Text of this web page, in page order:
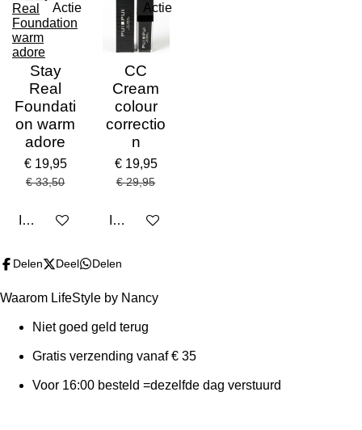
Actie
Stay
Real
Foundati
on warm
adore
€ 19,95
€ 33,50
In winkelwagen
Actie
CC
Cream
colour
correctio
n
€ 19,95
€ 29,95
In winkelwagen
Delen Deel Delen
Waarom LifeStyle by Nancy
Niet goed geld terug
Gratis verzending vanaf € 35
Voor 16:00 besteld =dezelfde dag verstuurd